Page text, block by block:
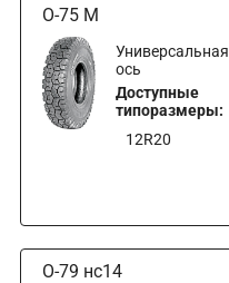
О-75 М
Универсальная
ось
Доступные
типоразмеры:
12R20
О-79 нс14